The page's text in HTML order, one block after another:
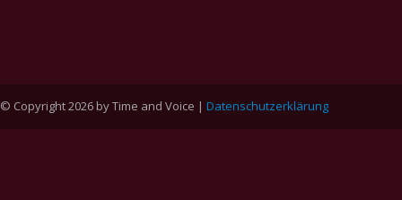
© Copyright 2026 by Time and Voice | Datenschutzerklärung